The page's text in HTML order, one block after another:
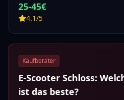
25-45€
4.1/5
Kaufberater
E-Scooter Schloss:
ist das beste?